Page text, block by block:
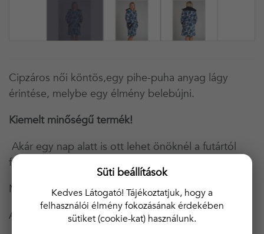
Cipzáros női köntös,egy pihe-puha anyag lágy
érintése, melybe egy élmény belebújni.
Kiemelt minőségű termék!
Akár egy nap alatt is ott lehet önöknél a futártól
függően!
Méretválaszték:m/l és xl/xxl
Anyag: 100% poliészter
Süti beállítások
Kedves Látogató! Tájékoztatjuk, hogy a
felhasználói élmény fokozásának érdekében
sütiket (cookie-kat) használunk.